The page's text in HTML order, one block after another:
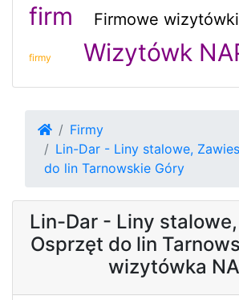
firm
Firmowe
firmy Wizytówk
Firmy
Lin-Dar - Liny stalowe,
do lin Tarnowskie Góry
Lin-Dar - Liny
Osprzęt do lin
wizytówka